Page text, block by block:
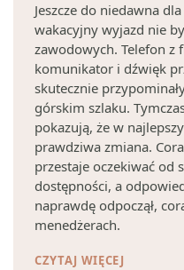
Jeszcze do niedawna
wakacyjny wyjazd nie
zawodowych. Telefon z
komunikator i dźwięk
skutecznie
górskim szlaku.
pokazują, że w
prawdziwa zmiana.
przestaje oczekiwać od
dostępności, a
naprawdę odpoczął,
menedżerach.
CZYTAJ WIĘCEJ